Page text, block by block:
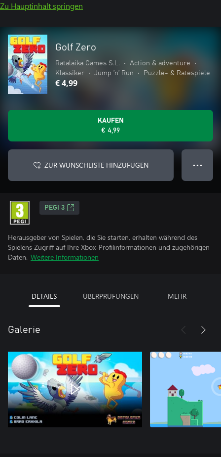
Zu Hauptinhalt springen
Golf Zero
Ratalaika Games S.L. • Action & adventure
•
Klassiker
• Jump ’n’ Run • Puzzle- & Ratespiele
€ 4,99
KAUFEN
€ 4,99
ZUR WUNSCHLISTE HINZUFÜGEN ● ● ●
PEGI 3
Herausgeber von Spielen, die Sie starten, erhalten während des
Spielens Zugriff auf Ihre Xbox-Profilinformationen und zugehörigen
Daten. Weitere Informationen
DETAILS ÜBERPRÜFUNGEN MEHR
Galerie